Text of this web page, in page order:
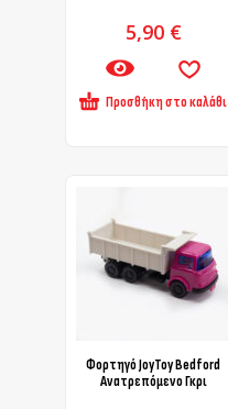
5,90 €
Προσθήκη στο καλάθι
Φορτηγό JoyToy Bedford
Ανατρεπόμενο Γκρι